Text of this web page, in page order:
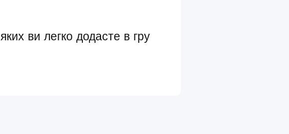
ви легко додасте в гру